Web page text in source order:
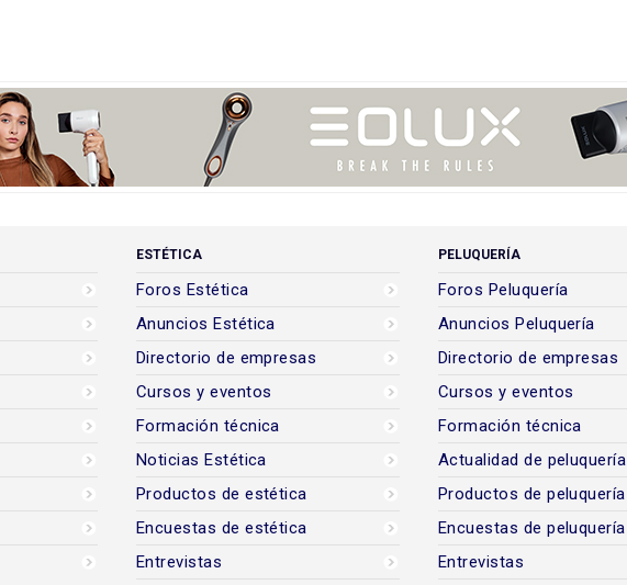
ESTÉTICA
Foros Estética
Anuncios Estética
Directorio de empresas
Cursos y eventos
Formación técnica
Noticias Estética
Productos de estética
Encuestas de estética
Entrevistas
PELUQUERÍA
Foros Peluquería
Anuncios Peluquería
Directorio de empresas
Cursos y eventos
Formación técnica
Actualidad de peluquería
Productos de peluquería
Encuestas de peluquería
Entrevistas